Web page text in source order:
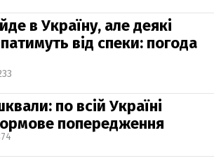
в Україну, але деякі
від спеки: погода
по всій Україні
попередження